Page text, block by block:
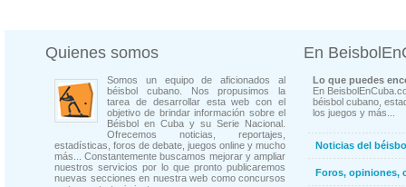
Quienes somos
Somos un equipo de aficionados al
béisbol cubano. Nos propusimos la
tarea de desarrollar esta web con el
objetivo de brindar información sobre el
Béisbol en Cuba y su Serie Nacional.
Ofrecemos noticias, reportajes,
estadísticas, foros de debate, juegos online y mucho
más... Constantemente buscamos mejorar y ampliar
nuestros servicios por lo que pronto publicaremos
nuevas secciones en nuestra web como concursos
En
Lo que puedes
En
béisbol cubano,
los juegos y más...
Noticias del
Foros, opiniones,